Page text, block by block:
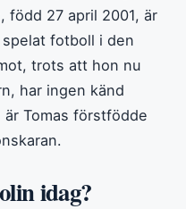
född 27 april 2001, är
fotboll i den
trots att hon nu
har ingen känd
Tomas förstfödde
idag?